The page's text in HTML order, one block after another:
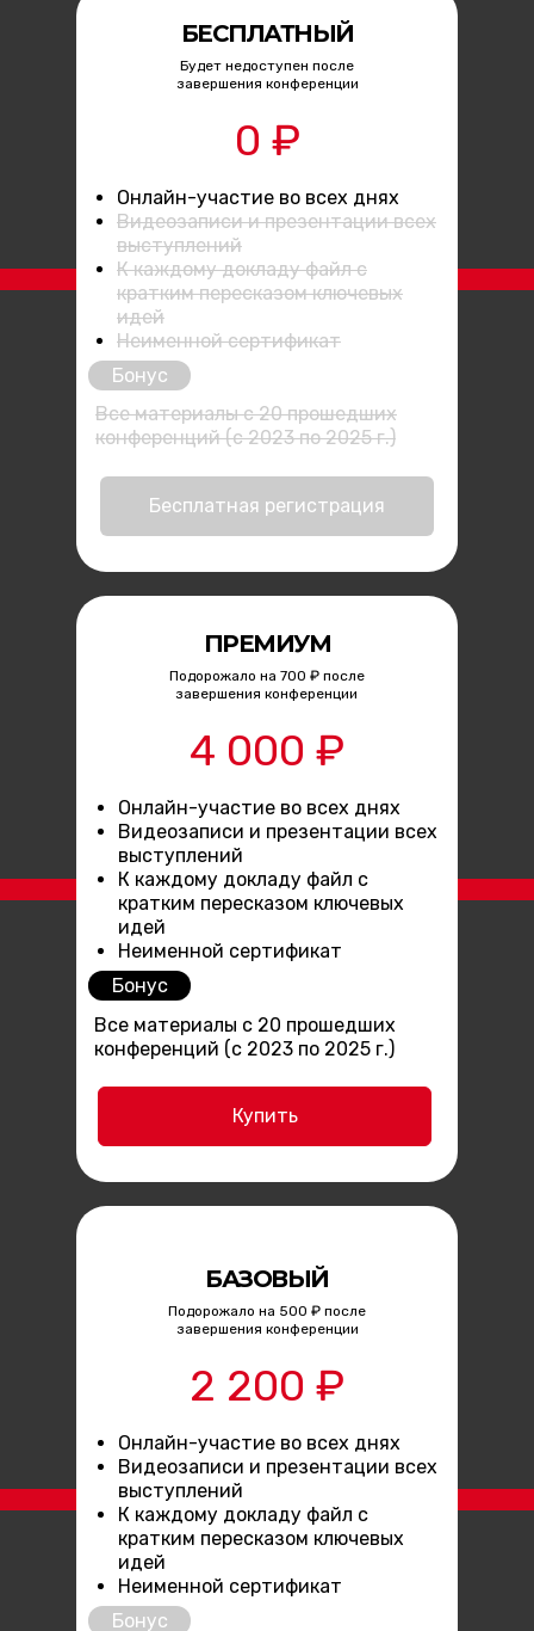
Бонус
Онлайн-участие во всех днях
Видеозаписи и презентации всех
выступлений
К каждому докладу файл с
кратким пересказом ключевых
идей
Неименной сертификат
2 200 ₽
Подорожало на 500 ₽ после
завершения конференции
БАЗОВЫЙ
Купить
Все материалы с 20 прошедших
конференций (с 2023 по 2025 г.)
Бонус
Онлайн-участие во всех днях
Видеозаписи и презентации всех
выступлений
К каждому докладу файл с
кратким пересказом ключевых
идей
Неименной сертификат
4 000 ₽
Подорожало на 700 ₽ после
завершения конференции
ПРЕМИУМ
Бесплатная регистрация
Все материалы с 20 прошедших
конференций (с 2023 по 2025 г.)
Бонус
Онлайн-участие во всех днях
Видеозаписи и презентации всех
выступлений
К каждому докладу файл с
кратким пересказом ключевых
идей
Неименной сертификат
0 ₽
Будет недоступен после
завершения конференции
БЕСПЛАТНЫЙ